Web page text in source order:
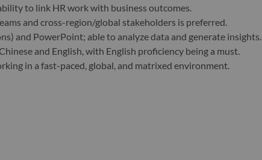
to link HR work with business outcomes.
and cross-region/global stakeholders is preferred.
and PowerPoint; able to analyze data and generate insights.
and English, with English proficiency being a must.
in a fast-paced, global, and matrixed environment.